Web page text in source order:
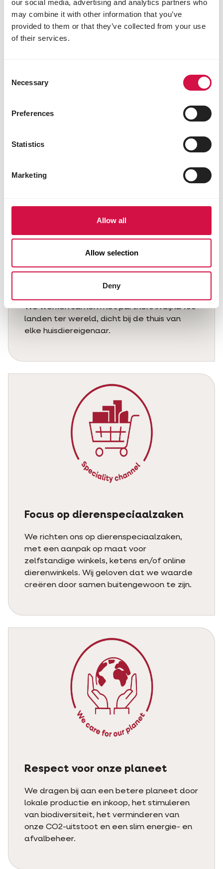
our social media, advertising and analytics partners who
may combine it with other information that you’ve
provided to them or that they’ve collected from your use
of their services.
Selection
Necessary
Preferences
Statistics
Marketing
Allow all
Allow selection
Deny
verschillende diercategorieën, zoals
Een wereldwijd partnernetwerk
We werken samen met partners in bijna 100
landen ter wereld, dicht bij de thuis van
elke huisdiereigenaar.
Focus op dierenspeciaalzaken
We richten ons op dierenspeciaalzaken,
met een aanpak op maat voor
zelfstandige winkels, ketens en/of online
dierenwinkels. Wij geloven dat we waarde
creëren door samen buitengewoon te zijn.
Respect voor onze planeet
We dragen bij aan een betere planeet door
lokale productie en inkoop, het stimuleren
van biodiversiteit, het verminderen van
onze CO2-uitstoot en een slim energie- en
afvalbeheer.